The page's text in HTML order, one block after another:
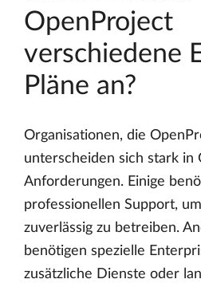
OpenProject
verschiedene
Pläne an?
Organisationen, die
unterscheiden sich stark in
Anforderungen. Einige
professionellen Support,
zuverlässig zu betreiben.
benötigen spezielle
zusätzliche Dienste oder